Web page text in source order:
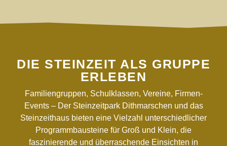
DIE STEINZEIT ALS GRUPPE
ERLEBEN
Familiengruppen, Schulklassen, Vereine, Firmen-
Events – Der Steinzeitpark Dithmarschen und das
Steinzeithaus bieten eine Vielzahl unterschiedlicher
Programmbausteine für Groß und Klein, die
faszinierende und überraschende Einsichten in